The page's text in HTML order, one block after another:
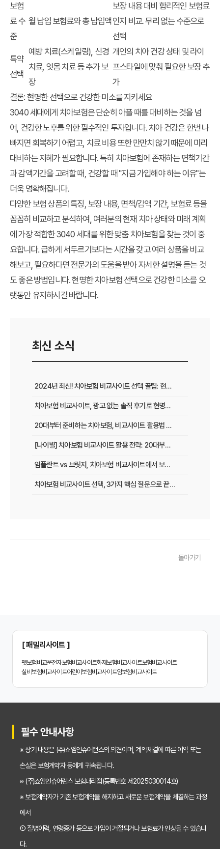
보험
료 수
준
월 납입 보험료와 총 납입액
보장 내용 대비 합리적인 보험료
인지 비교. 무리 없는 수준으로
선택
특약
선택
예방 치료(스케일링), 신경
치료, 잇몸 치료 등 추가 보
장
개인의 치아 건강 상태 및 라이
프스타일에 맞춰 필요한 보장 추
가
결론: 현명한 선택으로 건강한 미소를 지키세요
3040 세대에게 치아보험은 단순히 아플 때를 대비하는 것을 넘
어, 건강한 노후를 위한 필수적인 투자입니다. 치아 건강은 한번 나
빠지면 회복하기 어렵고, 치료 비용 또한 만만치 않기 때문에 미리
대비하는 지혜가 필요합니다. 특히 치아보험에 존재하는 면책기간
과 감액기간을 고려할 때, 건강할 때 "지금 가입해야 하는 이유"는
더욱 명확해집니다.
다양한 보험 상품의 특징, 보장 내용, 면책/감액 기간, 보험료 등을
꼼꼼히 비교하고 분석하여, 여러분의 현재 치아 상태와 미래 계획
에 가장 적합한3040 세대를 위한 맞춤 치아보험을 찾는 것이 중
요합니다. 급하게 서두르기보다는 시간을 갖고 여러 상품을 비교
해보고, 필요하다면 전문가의 도움을 받아 자세한 설명을 듣는 것
도 좋은 방법입니다. 현명한 치아보험 선택으로 건강한 미소를 오
랫동안 유지하시길 바랍니다.
최신 소식
2024년 최신! 치아보험 비교사이트 선택 꿀팁: 현명한 가입 전략 완벽 분석
치아보험 비교사이트, 광고 없는 솔직 후기로 현명하게 선택하는 법
20대부터 준비하는 치아보험, 비교사이트 활용법 A to Z
[나이별] 치아보험 비교사이트 활용 전략: 20대부터 60대까지 맞춤 가이드
임플란트 vs 브릿지, 치아보험 비교사이트에서 보장 범위 꼼꼼하게 확인하는 꿀팁
치아보험 비교사이트 선택, 3가지 핵심 질문으로 끝내기
치아보험 비교사이트 똑똑하게 활용하는 3가지 꿀팁
치아보험 비교사이트 선택 전 반드시 알아야 할 5가지 핵심 질문
임플란트, 크라운 치료비 부담? 치아보험 비교사이트 활용법 및 보장꿀팁
2026년 치아보험, 가격 vs 보장! 비교 분석으로 나에게 딱 맞는 보험 찾기
돌아가기
[ 패밀리사이트 ]
펫보험비교운전자보험비교사이트화재보험비교사이트보험비교사이트
실비보험비교사이트어린이보험비교사이트암보험비교사이트
필수 안내사항
※ 상기 내용은 (주)쇼엠인슈어런스의 의견이며, 계약체결에 따른 이익 또는
손실은 보험계약자 등에게 귀속됩니다.
※ (주)쇼엠인슈어런스 보험대리점(등록번호 제2025030014호)
※ 보험계약자가 기존 보험계약을 해지하고 새로운 보험계약을 체결하는 과정
에서
① 질병이력, 연령증가 등으로 가입이 거절되거나 보험료가 인상될 수 있습니
다.